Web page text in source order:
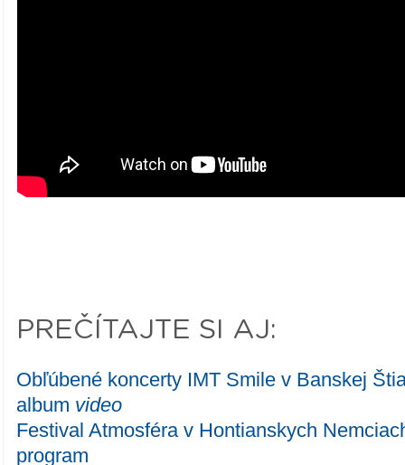
PREČÍTAJTE SI AJ:
Obľúbené koncerty IMT Smile v Banskej
album video
Festival Atmosféra v Hontianskych
program